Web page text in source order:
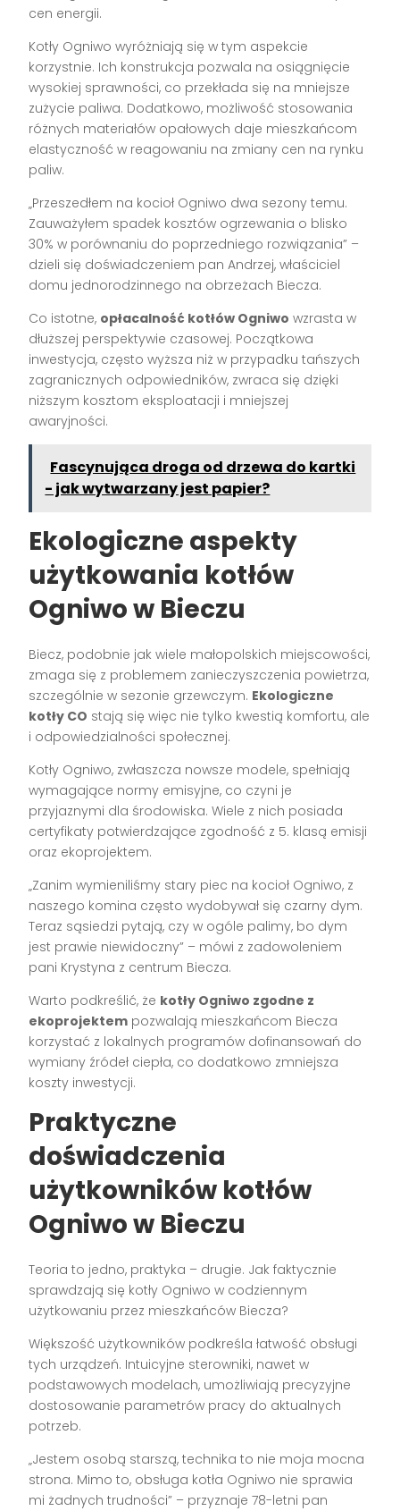
cen energii.
Kotły Ogniwo wyróżniają się w tym aspekcie
korzystnie. Ich konstrukcja pozwala na osiągnięcie
wysokiej sprawności, co przekłada się na mniejsze
zużycie paliwa. Dodatkowo, możliwość stosowania
różnych materiałów opałowych daje mieszkańcom
elastyczność w reagowaniu na zmiany cen na rynku
paliw.
„Przeszedłem na kocioł Ogniwo dwa sezony temu.
Zauważyłem spadek kosztów ogrzewania o blisko
30% w porównaniu do poprzedniego rozwiązania” –
dzieli się doświadczeniem pan Andrzej, właściciel
domu jednorodzinnego na obrzeżach Biecza.
Co istotne, opłacalność kotłów Ogniwo wzrasta w
dłuższej perspektywie czasowej. Początkowa
inwestycja, często wyższa niż w przypadku tańszych
zagranicznych odpowiedników, zwraca się dzięki
niższym kosztom eksploatacji i mniejszej
awaryjności.
Fascynująca droga od drzewa do kartki
- jak wytwarzany jest papier?
Ekologiczne aspekty
użytkowania kotłów
Ogniwo w Bieczu
Biecz, podobnie jak wiele małopolskich miejscowości,
zmaga się z problemem zanieczyszczenia powietrza,
szczególnie w sezonie grzewczym. Ekologiczne
kotły CO stają się więc nie tylko kwestią komfortu, ale
i odpowiedzialności społecznej.
Kotły Ogniwo, zwłaszcza nowsze modele, spełniają
wymagające normy emisyjne, co czyni je
przyjaznymi dla środowiska. Wiele z nich posiada
certyfikaty potwierdzające zgodność z 5. klasą emisji
oraz ekoprojektem.
„Zanim wymieniliśmy stary piec na kocioł Ogniwo, z
naszego komina często wydobywał się czarny dym.
Teraz sąsiedzi pytają, czy w ogóle palimy, bo dym
jest prawie niewidoczny” – mówi z zadowoleniem
pani Krystyna z centrum Biecza.
Warto podkreślić, że kotły Ogniwo zgodne z
ekoprojektem pozwalają mieszkańcom Biecza
korzystać z lokalnych programów dofinansowań do
wymiany źródeł ciepła, co dodatkowo zmniejsza
koszty inwestycji.
Praktyczne
doświadczenia
użytkowników kotłów
Ogniwo w Bieczu
Teoria to jedno, praktyka – drugie. Jak faktycznie
sprawdzają się kotły Ogniwo w codziennym
użytkowaniu przez mieszkańców Biecza?
Większość użytkowników podkreśla łatwość obsługi
tych urządzeń. Intuicyjne sterowniki, nawet w
podstawowych modelach, umożliwiają precyzyjne
dostosowanie parametrów pracy do aktualnych
potrzeb.
„Jestem osobą starszą, technika to nie moja mocna
strona. Mimo to, obsługa kotła Ogniwo nie sprawia
mi żadnych trudności” – przyznaje 78-letni pan